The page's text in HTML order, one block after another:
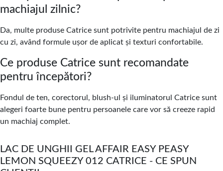
machiajul zilnic?
Da, multe produse Catrice sunt potrivite pentru machiajul de zi
cu zi, având formule ușor de aplicat și texturi confortabile.
Ce produse Catrice sunt recomandate
pentru începători?
Fondul de ten, corectorul, blush-ul și iluminatorul Catrice sunt
alegeri foarte bune pentru persoanele care vor să creeze rapid
un machiaj complet.
LAC DE UNGHII GEL AFFAIR EASY PEASY
LEMON SQUEEZY 012 CATRICE - CE SPUN